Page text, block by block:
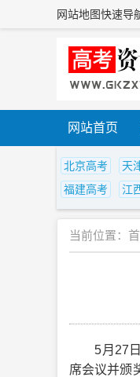
网站地图快速导
网站首页
北京高考 天
福建高考
江
当前位置：
5月27日
席会议并颁